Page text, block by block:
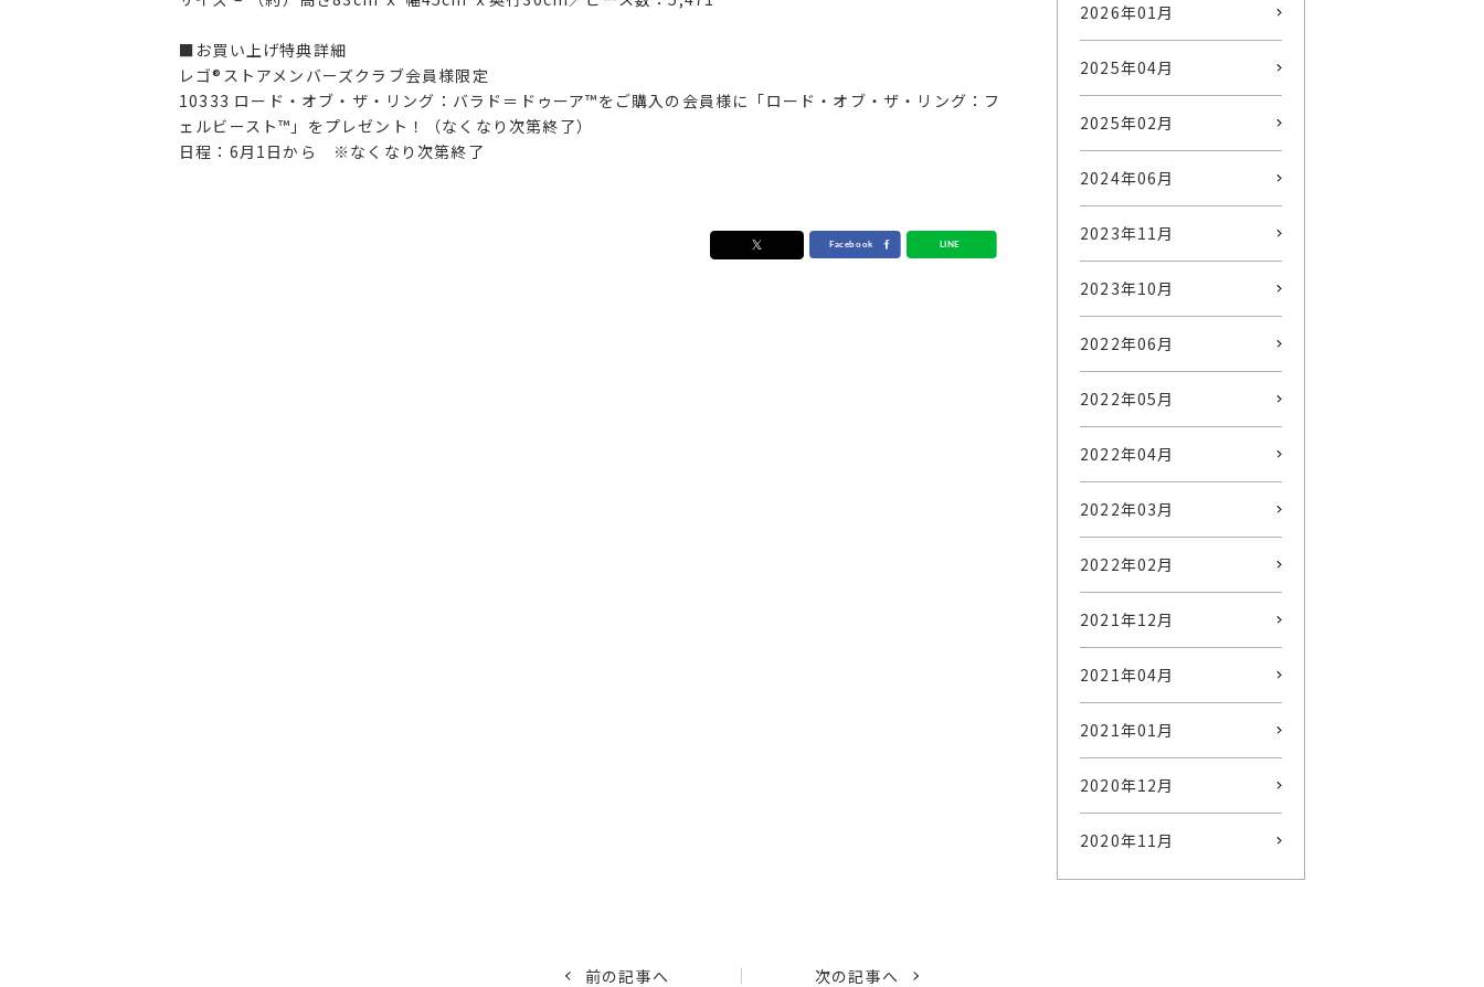
■お買い上げ特典詳細
レゴ®ストアメンバーズクラブ会員様限定
10333 ロード・オブ・ザ・リング：バラド＝ドゥーア™をご購入の会員様に「ロード・オブ・ザ・リング：フ
ェルビースト™」をプレゼント！（なくなり次第終了）
日程：6月1日から ※なくなり次第終了
2026年01月
2025年04月
2025年02月
2024年06月
2023年11月
2023年10月
2022年06月
2022年05月
2022年04月
2022年03月
2022年02月
2021年12月
2021年04月
2021年01月
2020年12月
2020年11月
前の記事へ 次の記事へ